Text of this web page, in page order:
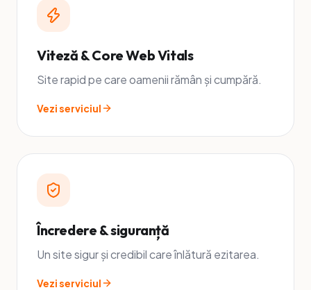
Viteză & Core Web Vitals
Site rapid pe care oamenii rămân și cumpără.
Vezi serviciul
Încredere & siguranță
Un site sigur și credibil care înlătură ezitarea.
Vezi serviciul